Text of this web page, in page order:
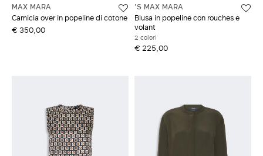
MAX MARA
Camicia over in popeline di cotone
€ 350,00
'S MAX MARA
Blusa in popeline con rouches e
volant
2 colori
€ 225,00